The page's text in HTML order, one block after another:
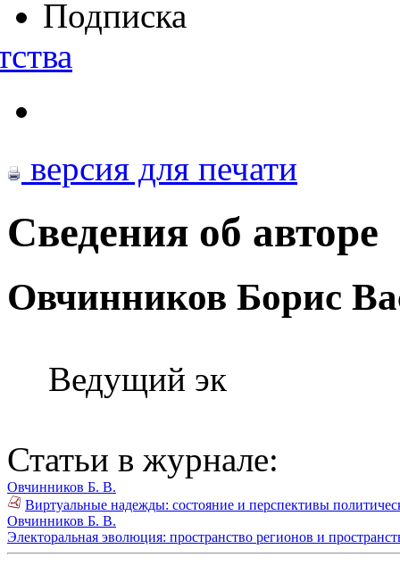
Подписка
версия для печати
Сведения об авторе
Овчинников Борис
Ведущий эк
Статьи в журнале:
Овчинников Б. В.
Виртуальные надежды: состояние и перспективы
Овчинников Б. В.
Электоральная эволюция: пространство регионов и